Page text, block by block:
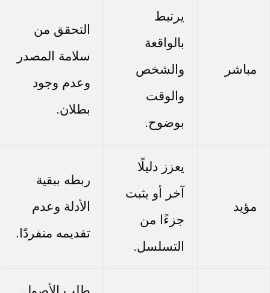
مباشر
يرتبط
بالواقعة
والشخص
والوقت
بوضوح.
التحقق من
سلامة المصدر
وعدم وجود
بطلان.
مؤيد
يعزز دليلًا
آخر أو يثبت
جزءًا من
التسلسل.
ربطه ببقية
الأدلة وعدم
تقديمه منفردًا.
طلب الأصول